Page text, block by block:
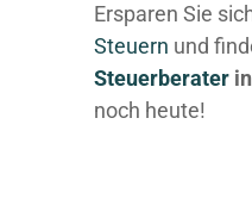
Ersparen Sie
Steuern und
Steuerberater
noch heute!